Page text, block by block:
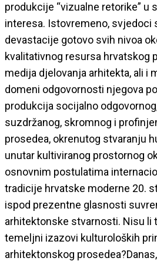
produkcije “vizualne retorike” u
interesa. Istovremeno, svjedoci
devastacije gotovo svih nivoa
kvalitativnog resursa hrvatskog
medija djelovanja arhitekta, ali i
domeni odgovornosti njegova
produkcija socijalno
suzdržanog, skromnog i
prosedea, okrenutog stvaranju
unutar kultiviranog prostornog
osnovnim postulatima
tradicije hrvatske moderne 20.
ispod prezentne glasnosti
arhitektonske stvarnosti. Nisu li
temeljni izazovi kulturoloških
arhitektonskog